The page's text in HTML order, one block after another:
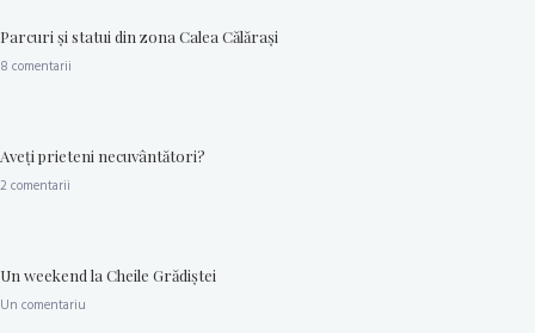
Parcuri şi statui din zona Calea Călăraşi
8 comentarii
Aveţi prieteni necuvântători?
2 comentarii
Un weekend la Cheile Grădiştei
Un comentariu